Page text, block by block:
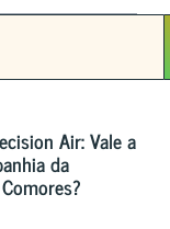
Air: Vale a
da